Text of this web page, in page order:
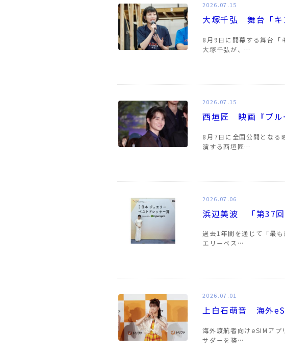
2026.07.15
大塚千弘 舞台「キ
8月9日に開幕する舞台「
大塚千弘が、…
2026.07.15
西垣匠 映画『ブル
8月7日に全国公開となる
演する西垣匠…
2026.07.06
浜辺美波 「第37回
過去1年間を通じて「最
エリーベス…
2026.07.01
上白石萌音 海外
海外渡航者向けeSIMアプ
サダーを務…